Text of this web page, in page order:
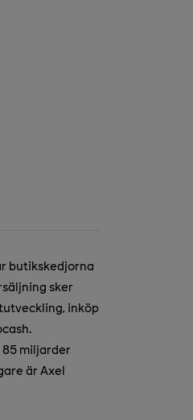
butikskedjorna
sker
inköp
miljarder
är Axel